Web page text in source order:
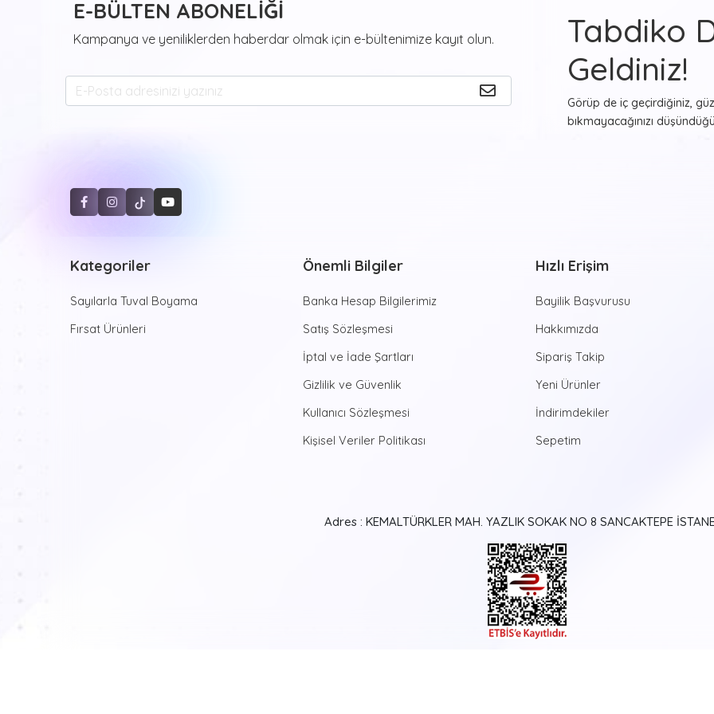
E-BÜLTEN ABONELİĞİ
Kampanya ve yeniliklerden haberdar olmak için e-bültenimize kayıt olun.
Tabdiko
Geldiniz!
Görüp de iç geçirdiğiniz,
bıkmayacağınızı
Hayvan desenleri, şehir
yapmaya yeni başlayan
aktiviteye imza atmanızı
zamanlar sizleri bekliyor.
dünyasına ruhunuzu
özel tablolarda bulunan
ortaya çıkan eserlerinizi
yaştan bireye hitap eden
Günümüzde bir hayli
erişen bu özel boyama
Setlerimiz içinde mevcut.
Kategoriler
Sayılarla Tuval Boyama
Fırsat Ürünleri
Önemli Bilgiler
Banka Hesap Bilgilerimiz
Satış Sözleşmesi
İptal ve İade Şartları
Gizlilik ve Güvenlik
Kullanıcı Sözleşmesi
Kişisel Veriler Politikası
Hızlı Erişim
Bayilik Başvurusu
Hakkımızda
Sipariş Takip
Yeni Ürünler
İndirimdekiler
Sepetim
Adres : KEMALTÜRKLER MAH. YAZLIK SOKAK NO 8 SANCAKTEPE